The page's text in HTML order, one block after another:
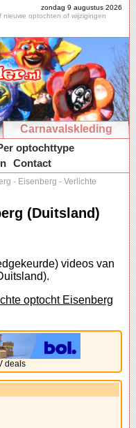
zondag 9 augustus 2026
nieuwe optochten of wijzigingen
Carnavalskleding
optochttype
Contact
- Eisenberg - Verlichte
(Duitsland)
videos van
optocht Eisenberg